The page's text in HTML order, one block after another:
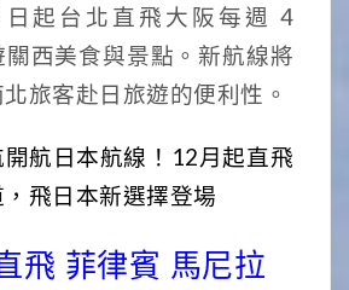
日起台北直飛大阪每週 4
西美食與景點。新航線將
旅客赴日旅遊的便利性。
開航日本航線！12月起直飛
飛日本新選擇登場
飛 菲律賓 馬尼拉